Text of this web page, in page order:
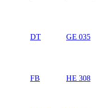
DT GE 035
FB HE 308